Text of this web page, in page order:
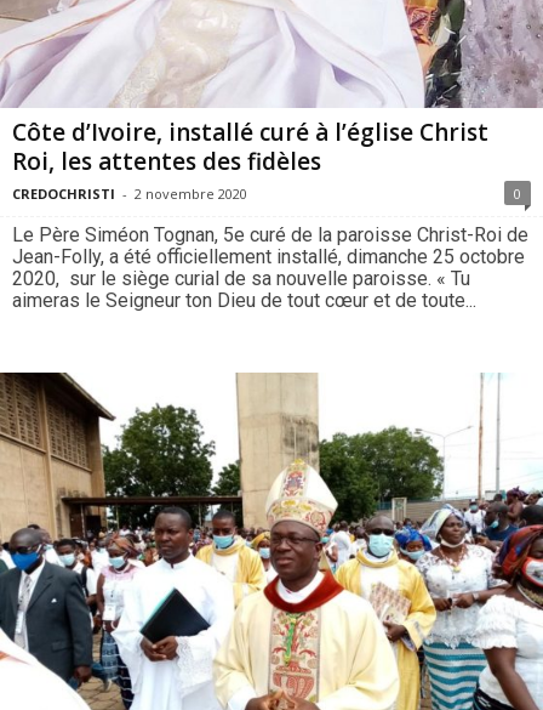
Côte d’Ivoire, installé curé à l’église Christ
Roi, les attentes des fidèles
CREDOCHRISTI - 2 novembre 2020 0
Le Père Siméon Tognan, 5e curé de la paroisse Christ-Roi de
Jean-Folly, a été officiellement installé, dimanche 25 octobre
2020, sur le siège curial de sa nouvelle paroisse. « Tu
aimeras le Seigneur ton Dieu de tout cœur et de toute...